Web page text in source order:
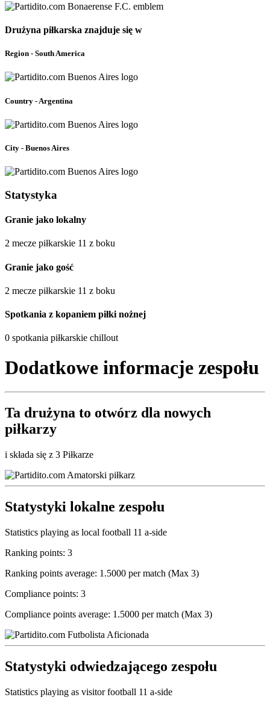
Drużyna piłkarska znajduje się w
Region - South America
Country - Argentina
City - Buenos Aires
Statystyka
Granie jako lokalny
2 mecze piłkarskie 11 z boku
Granie jako gość
2 mecze piłkarskie 11 z boku
Spotkania z kopaniem piłki nożnej
0 spotkania piłkarskie chillout
Dodatkowe informacje zespołu
Ta drużyna to otwórz dla nowych
piłkarzy
i składa się z 3 Piłkarze
Statystyki lokalne zespołu
Statistics playing as local football 11 a-side
Ranking points: 3
Ranking points average: 1.5000 per match (Max 3)
Compliance points: 3
Compliance points average: 1.5000 per match (Max 3)
Statystyki odwiedzającego zespołu
Statistics playing as visitor football 11 a-side